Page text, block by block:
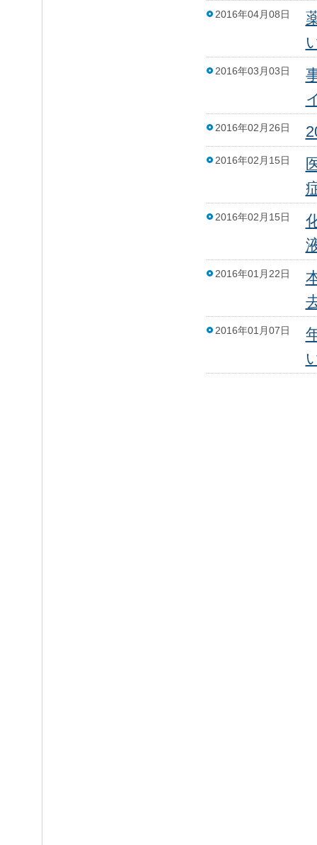
2016年04月08日
2016年03月03日
2016年02月26日
2016年02月15日
2016年02月15日
2016年01月22日
2016年01月07日